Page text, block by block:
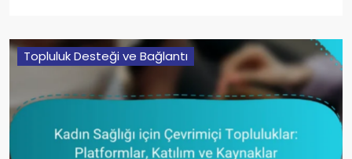
Topluluk Desteği ve Bağlantı